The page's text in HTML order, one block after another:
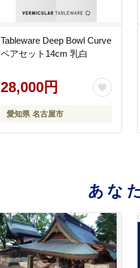
Tableware Deep Bowl Curve
ペアセット14cm 乳白
28,000円
愛知県 名古屋市
あな